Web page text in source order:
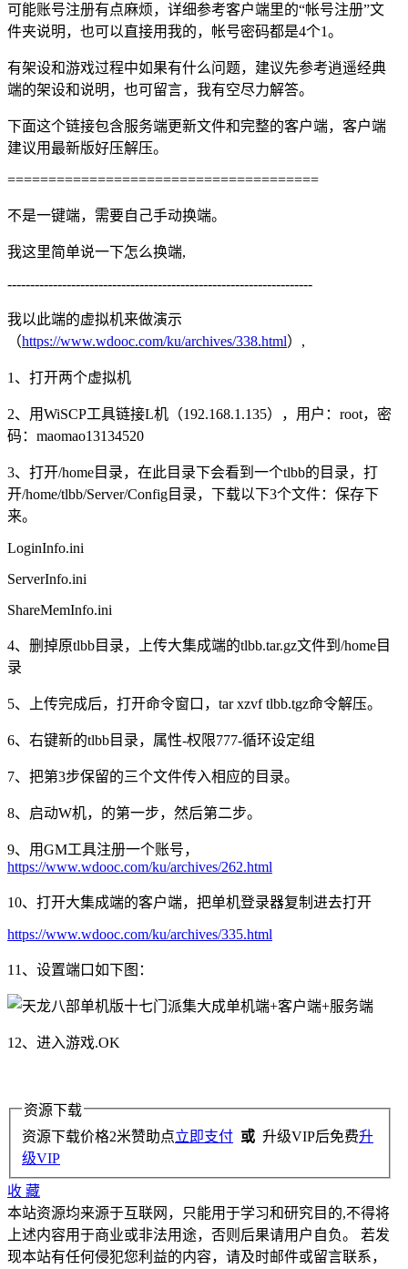
可能账号注册有点麻烦，详细参考客户端里的“帐号注册”文
件夹说明，也可以直接用我的，帐号密码都是4个1。
有架设和游戏过程中如果有什么问题，建议先参考逍遥经典
端的架设和说明，也可留言，我有空尽力解答。
下面这个链接包含服务端更新文件和完整的客户端，客户端
建议用最新版好压解压。
======================================
不是一键端，需要自己手动换端。
我这里简单说一下怎么换端,
-------------------------------------------------------------------
我以此端的虚拟机来做演示
（https://www.wdooc.com/ku/archives/338.html）,
1、打开两个虚拟机
2、用WiSCP工具链接L机（192.168.1.135），用户：root，密
码：maomao13134520
3、打开/home目录，在此目录下会看到一个tlbb的目录，打
开/home/tlbb/Server/Config目录，下载以下3个文件：保存下
来。
LoginInfo.ini
ServerInfo.ini
ShareMemInfo.ini
4、删掉原tlbb目录，上传大集成端的tlbb.tar.gz文件到/home目
录
5、上传完成后，打开命令窗口，tar xzvf tlbb.tgz命令解压。
6、右键新的tlbb目录，属性-权限777-循环设定组
7、把第3步保留的三个文件传入相应的目录。
8、启动W机，的第一步，然后第二步。
9、用GM工具注册一个账号，
https://www.wdooc.com/ku/archives/262.html
10、打开大集成端的客户端，把单机登录器复制进去打开
https://www.wdooc.com/ku/archives/335.html
11、设置端口如下图：
12、进入游戏.OK
资源下载
资源下载价格2米赞助点立即支付 或 升级VIP后免费升
级VIP
收 藏
本站资源均来源于互联网，只能用于学习和研究目的,不得将
上述内容用于商业或非法用途，否则后果请用户自负。 若发
现本站有任何侵犯您利益的内容，请及时邮件或留言联系，